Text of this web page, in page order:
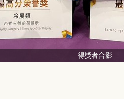
得獎者合影